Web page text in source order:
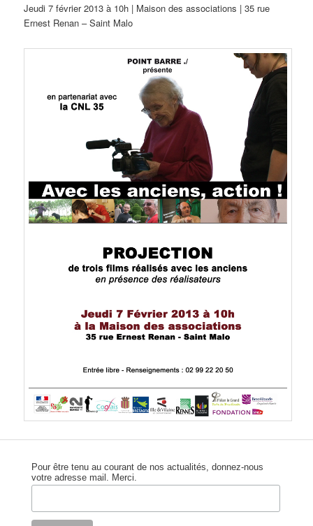
Jeudi 7 février 2013 à 10h | Maison des associations | 35 rue
Ernest Renan – Saint Malo
Pour être tenu au courant de nos actualités, donnez-nous
votre adresse mail. Merci.